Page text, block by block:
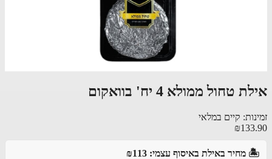
אילת טחול ממולא 4 יח' בוואקום
זמינות: קיים במלאי
₪133.90
🏝️ מחיר באילת באיסוף עצמי: ₪113